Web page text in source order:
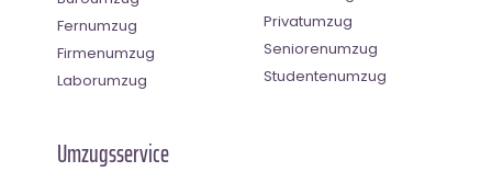
Fernumzug
Firmenumzug
Laborumzug
Privatumzug
Seniorenumzug
Studentenumzug
Umzugsservice